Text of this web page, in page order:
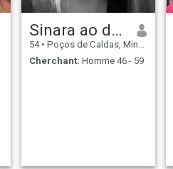
Sinara ao de lima Pereira
54 • Poços de Caldas, Minas Gerais, Brésil
Cherchant: Homme 46 - 59